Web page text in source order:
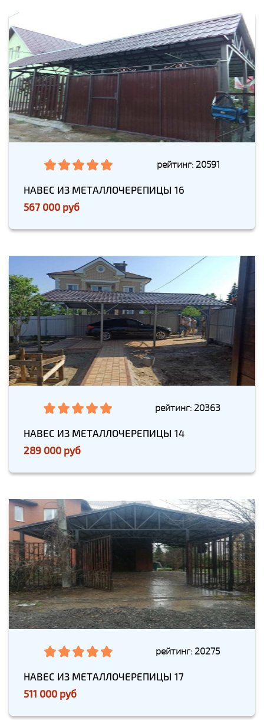
рейтинг: 20591
НАВЕС ИЗ МЕТАЛЛОЧЕРЕПИЦЫ 16
567 000 руб
рейтинг: 20363
НАВЕС ИЗ МЕТАЛЛОЧЕРЕПИЦЫ 14
289 000 руб
рейтинг: 20275
НАВЕС ИЗ МЕТАЛЛОЧЕРЕПИЦЫ 17
511 000 руб